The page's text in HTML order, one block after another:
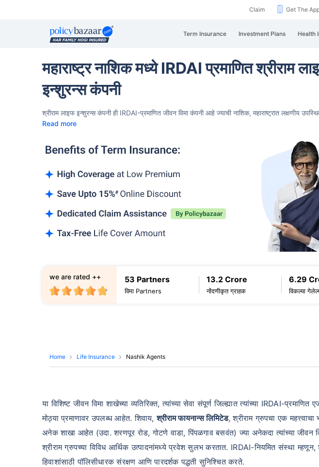
Claim Get The
Term Insurance Investment Plans Health
महाराष्ट्र नाशिक मध्ये IRDAI प्रमाणित श्रीराम
इन्शुरन्स कंपनी
श्रीराम लाइफ इन्शुरन्स कंपनी ही IRDAI-प्रमाणित जीवन विमा कंपनी आहे ज्याची नाशिक, महाराष्ट्रात लक्षणीय
Read more
53 Partners
विमा Partners
13.2 Crore
नोंदणीकृत ग्राहक
6.29
विकल्या
we are rated ++
Home Life Insurance Nashik Agents
या विशिष्ट जीवन विमा शाखेच्या व्यतिरिक्त, त्यांच्या सेवा संपूर्ण जिल्ह्यात त्यांच्या IRDAI-प्रमाणित
मोठ्या प्रमाणावर उपलब्ध आहेत. शिवाय,श्रीराम फायनान्स लिमिटेड, श्रीराम ग्रुपचा एक
अनेक शाखा आहेत (उदा. शरणपूर रोड, गोटणे वाडा, पिंपळगाव बसवंत) ज्या अनेकदा त्यांच्या जीवन
श्रीराम ग्रुपच्या विविध आर्थिक उत्पादनांमध्ये प्रवेश सुलभ करतात. IRDAI-नियमित संस्था म्हणून,
हिवाशांसाठी पॉलिसीधारक संरक्षण आणि पारदर्शक पद्धती सुनिश्चित करते.